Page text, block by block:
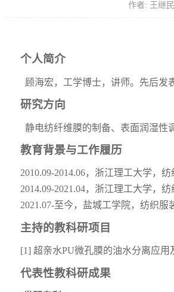
作者: 王继
个人简介
顾海宏，工学博士，讲师。先后发
研究方向
静电纺纤维膜的制备、表面润湿性
教育背景与工作履历
2010.09-2014.06，浙江理工大学，
2014.09-2021.04，浙江理工大学，
2021.07-至今，盐城工学院，纺织服
主持的教科研项目
[1] 超亲水PU微孔膜的油水分离应用
代表性教科研成果